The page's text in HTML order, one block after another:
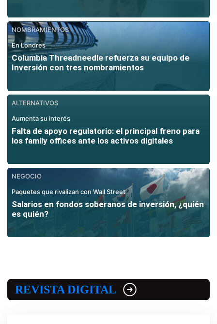
NOMBRAMIENTOS
En Londres
Columbia Threadneedle refuerza su equipo de
Inversión con tres nombramientos
ALTERNATIVOS
Aumenta su interés
Falta de apoyo regulatorio: el principal freno para
los family offices ante los activos digitales
NEGOCIO
Paquetes que rivalizan con Wall Street
Salarios en fondos soberanos de inversión, ¿quién
es quién?
REVISTA DIGITAL